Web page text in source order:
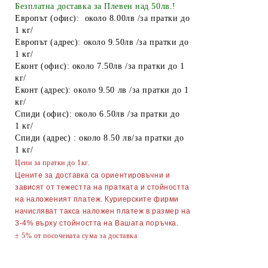
Найлонови торбички и пликове
Пликове за лед
Спирт
Боя за яйца
Други
ТАБАКЕРИ
Точило за ножове и ножици
Парти Артикули торти тържества
украса
АКСЕСОАРИ ЗА КОСА
Безплатна доставка за Плевен над 50лв.!
Европът (офис): около 8.00лв /за пратки до
1 кг/
Европът (адрес): около 9.50лв /за пратки до
1 кг/
Еконт (офис): около 7.50лв /за пратки до 1
кг/
Еконт (адрес): около 9.50 лв /за пратки до 1
кг/
Спиди (офис): около 6.50лв /за пратки до
1 кг/
Спиди (адрес) : около 8.50 лв/за пратки до
1 кг/
Цени за пратки до 1кг.
Цените за доставка са ориентировъчни и
зависят от тежестта на пратката и стойността
на наложеният платеж. Куриерските фирми
начисляват такса наложен платеж в размер на
3-4% върху стойността на Вашата поръчка.
± 5% от посочената сума за доставка